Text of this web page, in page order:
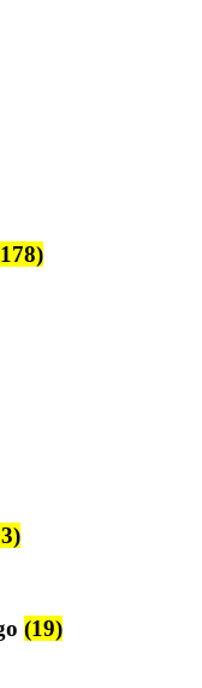
(19)